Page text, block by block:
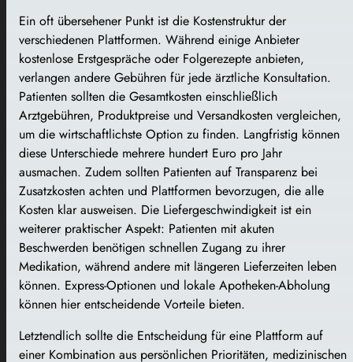
Ein oft übersehener Punkt ist die Kostenstruktur der
verschiedenen Plattformen. Während einige Anbieter
kostenlose Erstgespräche oder Folgerezepte anbieten,
verlangen andere Gebühren für jede ärztliche Konsultation.
Patienten sollten die Gesamtkosten einschließlich
Arztgebühren, Produktpreise und Versandkosten vergleichen,
um die wirtschaftlichste Option zu finden. Langfristig können
diese Unterschiede mehrere hundert Euro pro Jahr
ausmachen. Zudem sollten Patienten auf Transparenz bei
Zusatzkosten achten und Plattformen bevorzugen, die alle
Kosten klar ausweisen. Die Liefergeschwindigkeit ist ein
weiterer praktischer Aspekt: Patienten mit akuten
Beschwerden benötigen schnellen Zugang zu ihrer
Medikation, während andere mit längeren Lieferzeiten leben
können. Express-Optionen und lokale Apotheken-Abholung
können hier entscheidende Vorteile bieten.
Letztendlich sollte die Entscheidung für eine Plattform auf
einer Kombination aus persönlichen Prioritäten, medizinischen